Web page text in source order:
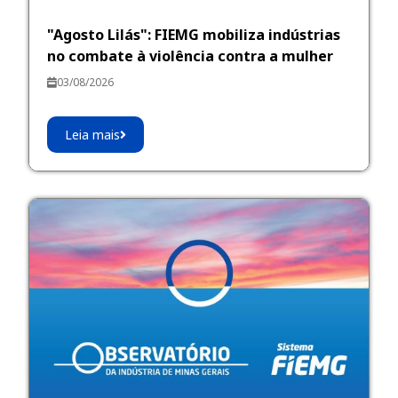
"Agosto Lilás": FIEMG mobiliza indústrias
no combate à violência contra a mulher
03/08/2026
Leia mais